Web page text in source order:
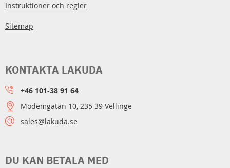
Instruktioner och regler
Sitemap
DU KAN BETALA MED
KONTAKTA LAKUDA
+46 101-38 91 64
Modemgatan 10, 235 39 Vellinge
sales@lakuda.se